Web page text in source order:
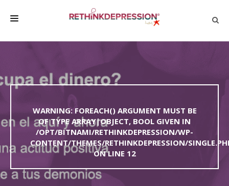
ACERCA DE LA DEPRESIÓN
BIENESTAR
FAMILIA Y AMIGOS
EMPRESA
DEPRESSÃO SEM RODEIOS
WARNING: FOREACH() ARGUMENT MUST BE
OF TYPE ARRAY|OBJECT, BOOL GIVEN IN
/OPT/BITNAMI/RETHINKDEPRESSION/WP-
CONTENT/THEMES/RETHINKDEPRESSION/
ON LINE 12